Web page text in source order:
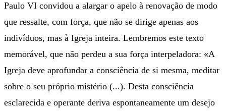
Paulo VI convidou a alargar o apelo à renovação de modo
que ressalte, com força, que não se dirige apenas aos
indivíduos, mas à Igreja inteira. Lembremos este texto
memorável, que não perdeu a sua força interpeladora: «A
Igreja deve aprofundar a consciência de si mesma, meditar
sobre o seu próprio mistério (...). Desta consciência
esclarecida e operante deriva espontaneamente um desejo